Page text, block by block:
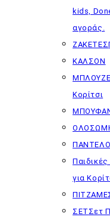
kids,
αγοράς.
ΖΑΚΕΤΕΣ
ΚΑΛΣΟΝ
Κορίτσι
για
ΣΕΤ Σετ